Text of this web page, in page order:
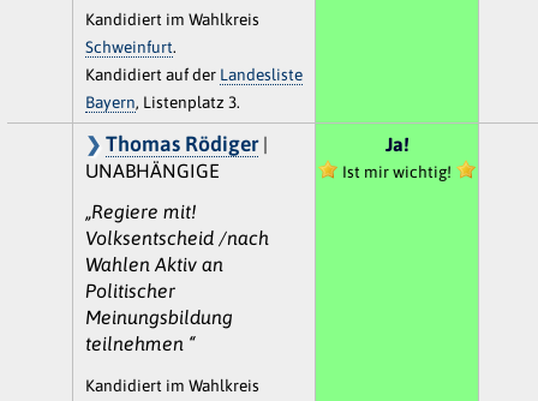
Kandidiert im Wahlkreis
Schweinfurt.
Kandidiert auf der Landesliste
Bayern, Listenplatz 3.
Thomas Rödiger|
UNABHÄNGIGE
„Regiere mit!
Volksentscheid /nach
Wahlen Aktiv an
Politischer
Meinungsbildung
teilnehmen “
Kandidiert im Wahlkreis
Ja!
Ist mir wichtig!